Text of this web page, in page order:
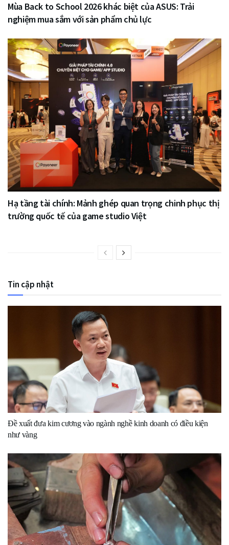
Mùa Back to School 2026 khác biệt của ASUS: Trải
nghiệm mua sắm với sản phẩm chủ lực
Hạ tầng tài chính: Mảnh ghép quan trọng chinh phục thị
trường quốc tế của game studio Việt
Tin cập nhật
Đề xuất đưa kim cương vào ngành nghề kinh doanh có điều kiện
như vàng